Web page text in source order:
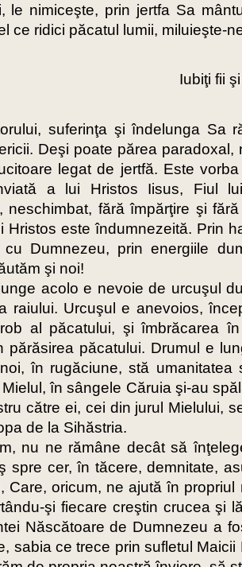
le nimiceşte, prin jertfa Sa
ce ridici păcatul lumii, miluieşte-
Iubiţi fii
suferinţa şi îndelunga Sa
Deşi poate părea
legat de jertfă. Este
a lui Hristos Iisus, Fiul
neschimbat, fără împărţire şi
Hristos este îndumnezeită. Prin
Dumnezeu, prin energiile
şi noi!
acolo e nevoie de urcuşul
raiului. Urcuşul e anevoios,
rob al păcatului, şi îmbrăcarea
părăsirea păcatului. Drumul e
în rugăciune, stă
în sângele Căruia şi-au
către ei, cei din jurul Mielului,
de la Sihăstria.
nu ne rămâne decât să
spre cer, în tăcere, demnitate,
Care, oricum, ne ajută în
şi fiecare creştin crucea şi
Născătoare de Dumnezeu a
sabia ce trece prin sufletul